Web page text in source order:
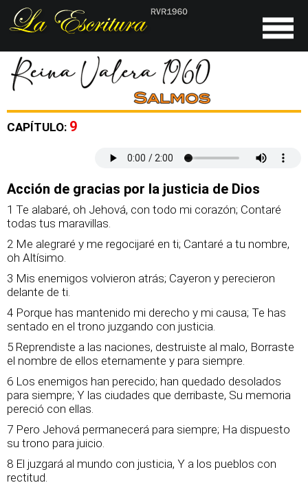
CAPÍTULO: 9
Acción de gracias por la justicia de Dios
1 Te alabaré, oh Jehová, con todo mi corazón; Contaré
todas tus maravillas.
2 Me alegraré y me regocijaré en ti; Cantaré a tu nombre,
oh Altísimo.
3 Mis enemigos volvieron atrás; Cayeron y perecieron
delante de ti.
4 Porque has mantenido mi derecho y mi causa; Te has
sentado en el trono juzgando con justicia.
5 Reprendiste a las naciones, destruiste al malo, Borraste
el nombre de ellos eternamente y para siempre.
6 Los enemigos han perecido; han quedado desolados
para siempre; Y las ciudades que derribaste, Su memoria
pereció con ellas.
7 Pero Jehová permanecerá para siempre; Ha dispuesto
su trono para juicio.
8 El juzgará al mundo con justicia, Y a los pueblos con
rectitud.